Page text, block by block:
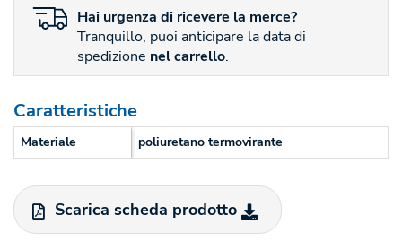
Hai urgenza di ricevere la merce?
Tranquillo, puoi anticipare la data di
spedizione nel carrello.
Caratteristiche
Materiale poliuretano termovirante
Scarica scheda prodotto